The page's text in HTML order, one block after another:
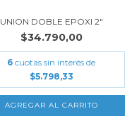
UNION DOBLE EPOXI 2"
$34.790,00
6 cuotas sin interés de
$5.798,33